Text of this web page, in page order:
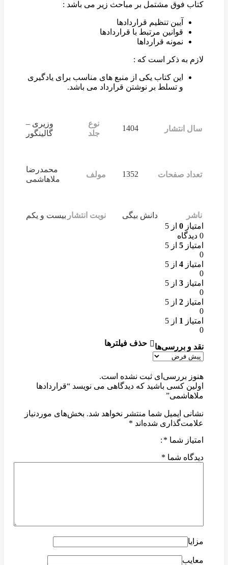
کتاب فوق مشتمل بر مباحث زیر می باشد :
آیین تنظیم قراردادها
قوانین مرتبط با قراردادها
نمونه قرارداها
لازم به ذکر است که :
این کتاب یکی از منبع های مناسب برای یادگیری
و تسلط بر نوشتن قرارداد می باشد.
سال انتشار 1404
نوع
جلد
وزیری –
گالینگور
تعداد صفحات 1352 مولف
محمدرضا
ملاهاشمی
ناشر دانش بیگی نوبت انتشار بیست و یکم
امتیاز 0 از 5
0 دیدگاه
امتیاز 5 از 5
0
امتیاز 4 از 5
0
امتیاز 3 از 5
0
امتیاز 2 از 5
0
امتیاز 1 از 5
0
نقد و بررسی‌ها
حذف فیلترها
هنوز بررسی‌ای ثبت نشده است.
اولین کسی باشید که دیدگاهی می نویسد “قراردادها
ملاهاشمی”
نشانی ایمیل شما منتشر نخواهد شد. بخش‌های موردنیاز
علامت‌گذاری شده‌اند *
امتیاز شما *
دیدگاه شما *
مزایا
معایب